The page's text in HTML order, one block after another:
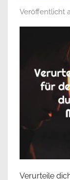
Veröffentlicht
Verurteile